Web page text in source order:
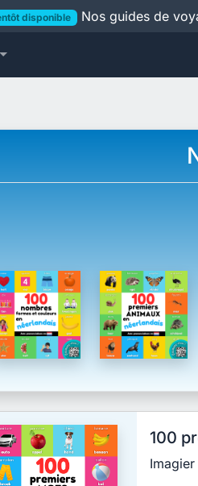
disponible Nos guides de
100